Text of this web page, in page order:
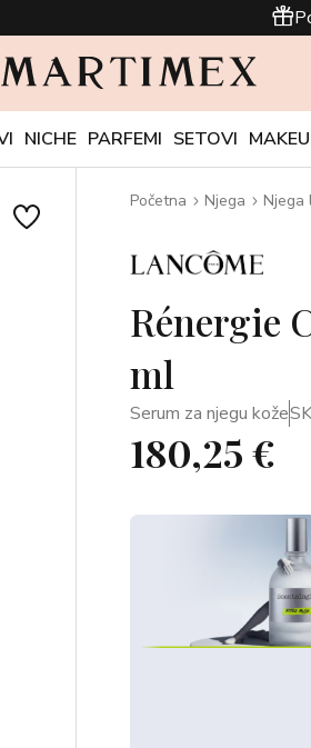
NICHE PARFEMI SETOVI
Početna Njega Njega
Rénergie
ml
Serum za njegu kože
180,25 €